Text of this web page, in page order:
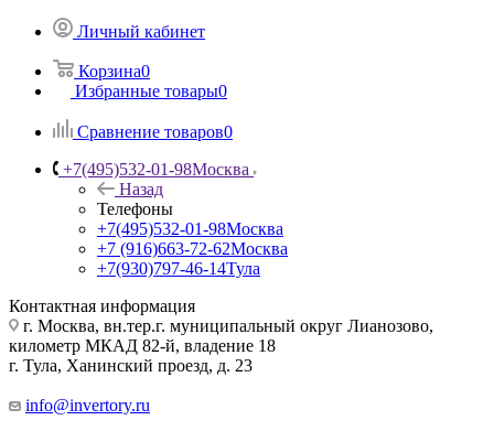
Личный кабинет
Корзина0
Избранные товары0
Сравнение товаров0
+7(495)532-01-98Москва
Назад
Телефоны
+7(495)532-01-98Москва
+7 (916)663-72-62Москва
+7(930)797-46-14Тула
Контактная информация
г. Москва, вн.тер.г. муниципальный округ Лианозово,
километр МКАД 82-й, владение 18
г. Тула, Ханинский проезд, д. 23
info@invertory.ru